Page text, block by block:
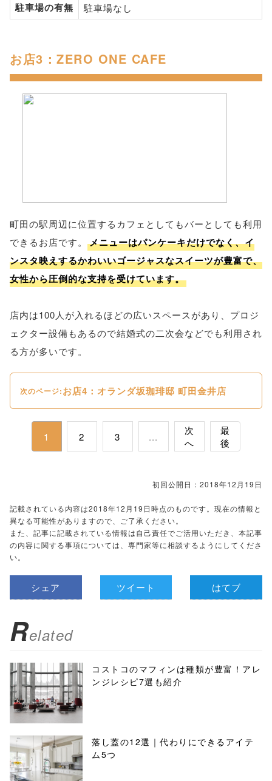
駐車場の有無 駐車場なし
お店3：ZERO ONE CAFE
町田の駅周辺に位置するカフェとしてもバーとしても利用
できるお店です。
メニューはパンケーキだけでなく、イ
ンスタ映えするかわいいゴージャスなスイーツが豊富で、
女性から圧倒的な支持を受けています。
店内は100人が入れるほどの広いスペースがあり、プロジ
ェクター設備もあるので結婚式の二次会などでも利用され
る方が多いです。
次のページ:お店4：オランダ坂珈琲邸 町田金井店
1 2 3 ...
次
へ
最
後
初回公開日：2018年12月19日
記載されている内容は2018年12月19日時点のものです。現在の情報と
異なる可能性がありますので、ご了承ください。
また、記事に記載されている情報は自己責任でご活用いただき、本記事
の内容に関する事項については、専門家等に相談するようにしてくださ
い。
シェア ツイート はてブ
Related
コストコのマフィンは種類が豊富！アレ
ンジレシピ7選も紹介
落し蓋の12選｜代わりにできるアイテ
ム5つ